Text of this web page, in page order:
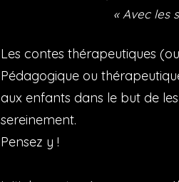
« Avec les
Les contes thérapeutiques
Pédagogique ou
aux enfants dans le but de
sereinement.
Pensez y !